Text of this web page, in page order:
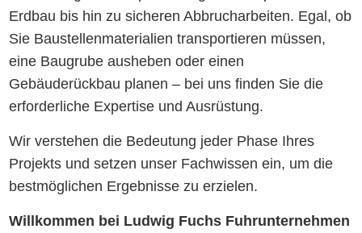
Erdbau bis hin zu sicheren Abbrucharbeiten. Egal, ob
Sie Baustellenmaterialien transportieren müssen,
eine Baugrube ausheben oder einen
Gebäuderückbau planen – bei uns finden Sie die
erforderliche Expertise und Ausrüstung.
Wir verstehen die Bedeutung jeder Phase Ihres
Projekts und setzen unser Fachwissen ein, um die
bestmöglichen Ergebnisse zu erzielen.
Willkommen bei Ludwig Fuchs Fuhrunternehmen